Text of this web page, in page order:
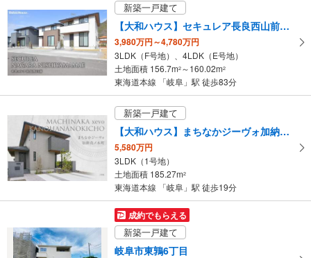
マ
イ
ペ
ー
ジ
る
新築一戸建て
【大和ハウス】セキュレア長良西山前（分譲住宅）
3,980万円～4,780万円
3LDK（F号地）、4LDK（E号地）
土地面積 156.7m2 ～160.02m2
東海道本線 「岐阜」駅 徒歩83分
新築一戸建て
【大和ハウス】まちなかジーヴォ加納花ノ木町 （分譲住宅）
5,580万円
3LDK（1号地）
土地面積 185.27m2
東海道本線 「岐阜」駅 徒歩19分
成約でもらえる
新築一戸建て
岐阜市東鶉6丁目